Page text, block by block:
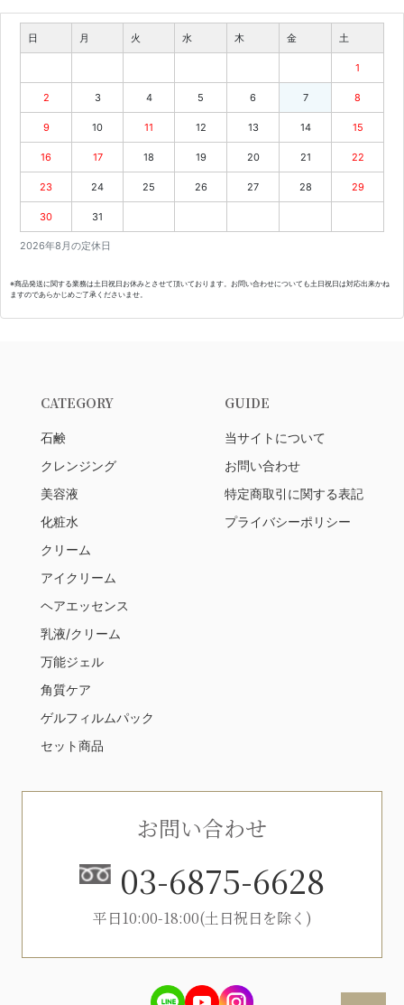
2026年8月の定休日
日 月 火 水 木 金 土
1
2 3 4 5 6 7 8
9 10 11 12 13 14 15
16 17 18 19 20 21 22
23 24 25 26 27 28 29
30 31
※商品発送に関する業務は土日祝日お休みとさせて頂いております。お問い合わせについても土日祝日は対応出来かね
ますのであらかじめご了承くださいませ。
お問い合わせ
03-6875-6628
平日10:00-18:00(土日祝日を除く)
CATEGORY
石鹸
クレンジング
美容液
化粧水
クリーム
アイクリーム
ヘアエッセンス
乳液/クリーム
万能ジェル
角質ケア
ゲルフィルムパック
セット商品
GUIDE
当サイトについて
お問い合わせ
特定商取引に関する表記
プライバシーポリシー